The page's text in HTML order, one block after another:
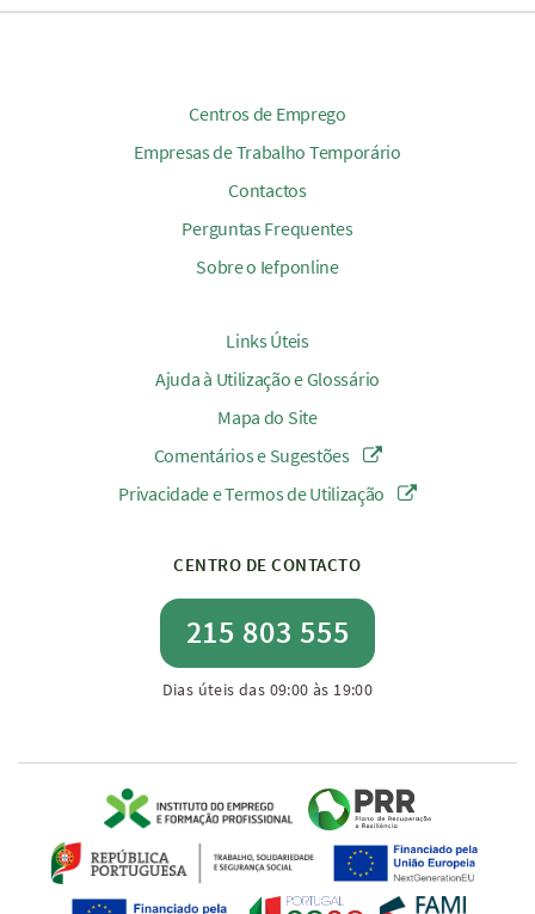
Centros de Emprego
Empresas de Trabalho Temporário
Contactos
Perguntas Frequentes
Sobre o Iefponline
Links Úteis
Ajuda à Utilização e Glossário
Mapa do Site
Comentários e Sugestões
Privacidade e Termos de Utilização
CENTRO DE CONTACTO
215 803 555
Dias úteis das 09:00 às 19:00